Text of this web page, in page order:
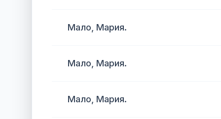
Мало, Мария.
Мало, Мария.
Мало, Мария.